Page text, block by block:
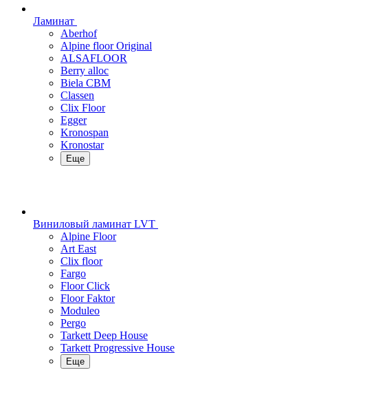
Ламинат
Aberhof
Alpine floor Original
ALSAFLOOR
Berry alloc
Biela CBM
Classen
Clix Floor
Egger
Kronospan
Kronostar
Еще
Виниловый ламинат LVT
Alpine Floor
Art East
Clix floor
Fargo
Floor Click
Floor Faktor
Moduleo
Pergo
Tarkett Deep House
Tarkett Progressive House
Еще